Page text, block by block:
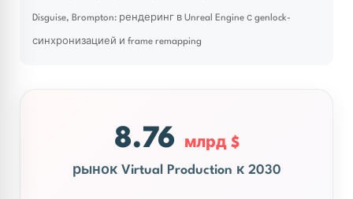
Disguise, Brompton: рендеринг в Unreal Engine с genlock-
синхронизацией и frame remapping
8.76 млрд $
рынок Virtual Production к 2030